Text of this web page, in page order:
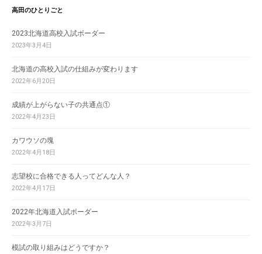
高田のひとりごと
2023北海道高校入試ボーダー
2023年3月4日
北海道の高校入試の仕組みが変わります
2022年6月20日
成績が上がらない子の共通点①
2022年4月23日
カワウソの塊
2022年4月18日
志望校に合格できる人ってどんな人？
2022年4月17日
2022年北海道入試ボーダー
2022年3月7日
模試の取り組みはどうですか？